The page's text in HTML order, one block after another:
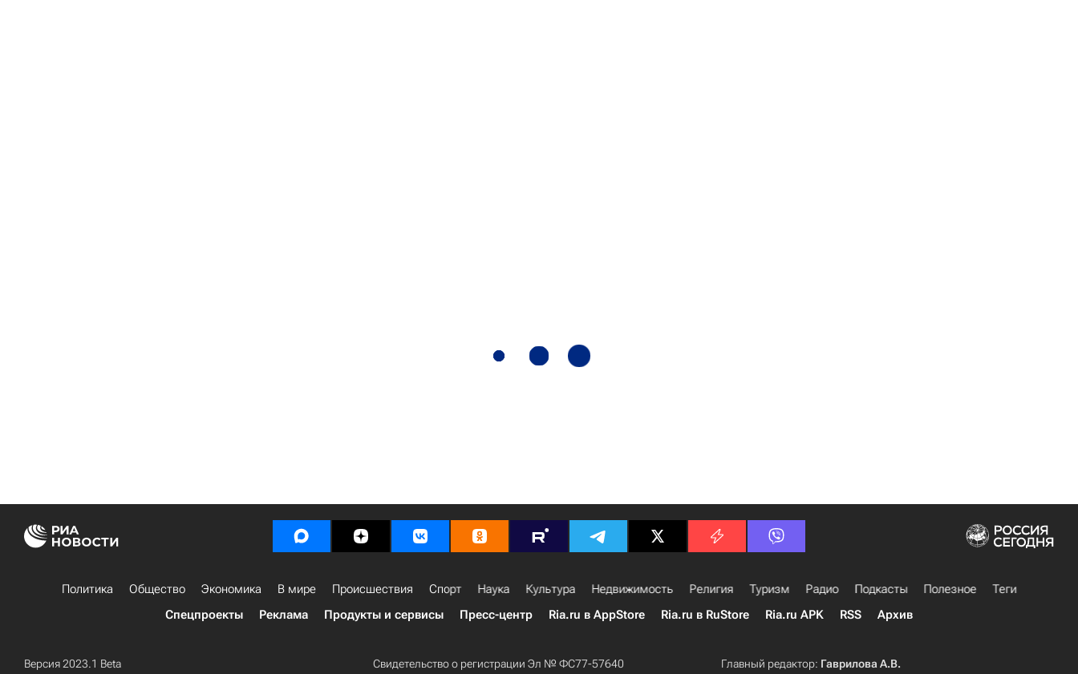
Политика Общество Экономика В мире Происшествия Спорт Наука Культура Недвижимость Религия Туризм Радио Подкасты Полезное
Теги
Спецпроекты
Реклама Продукты и сервисы Пресс-центр Ria.ru в AppStore Ria.ru в RuStore Ria.ru APK RSS Архив
Версия 2023.1 Beta Свидетельство о регистрации Эл № ФС77-57640 Главный редактор: Гаврилова А.В.